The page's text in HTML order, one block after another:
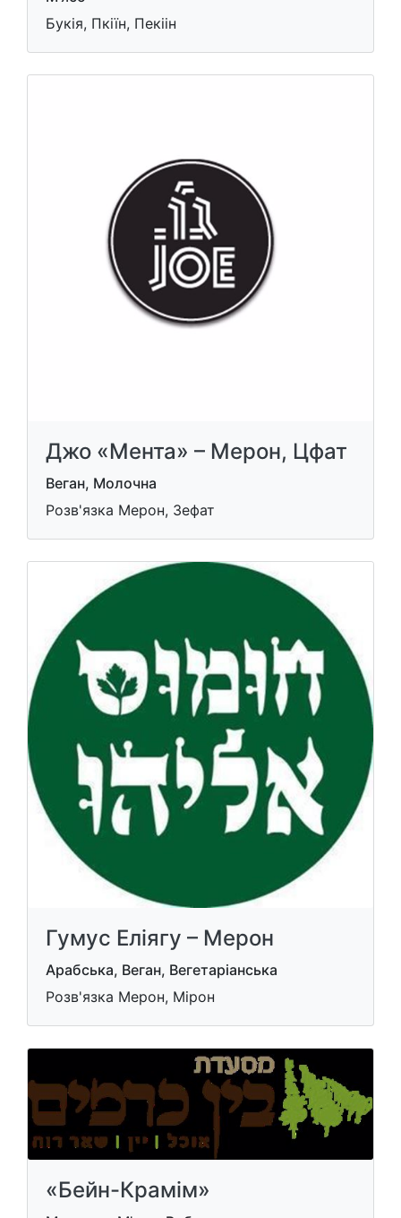
Букія, Пкіїн, Пекіін
Джо «Мента» – Мерон, Цфат
Веган, Молочна
Розв'язка Мерон, Зефат
Гумус Еліягу – Мерон
Арабська, Веган, Вегетаріанська
Розв'язка Мерон, Мірон
«Бейн-Крамім»